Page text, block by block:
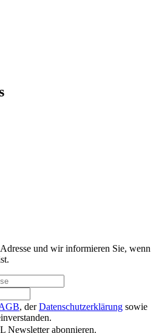
und wir informieren Sie, wenn
, derDatenschutzerklärung sowie
Newsletter abonnieren.